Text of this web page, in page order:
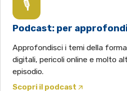
🎙️
Podcast: per
Approfondisci i temi della
digitali, pericoli online e molto
episodio.
Scopri il podcast